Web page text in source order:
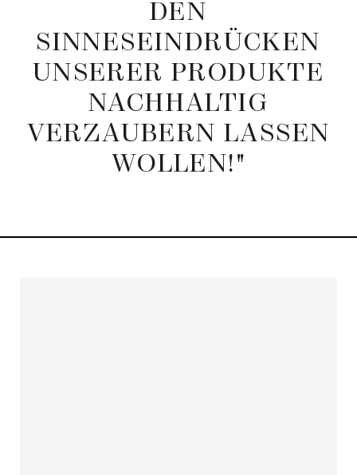
DEN
SINNESEINDRÜCKEN
UNSERER PRODUKTE
NACHHALTIG
VERZAUBERN LASSEN
WOLLEN!"